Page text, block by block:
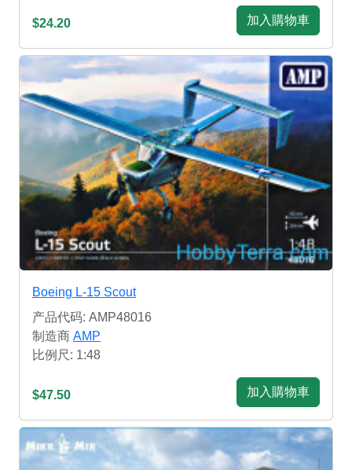
$24.20 加入購物車
Boeing L-15 Scout
产品代码: AMP48016
制造商 AMP
比例尺: 1:48
$47.50 加入購物車